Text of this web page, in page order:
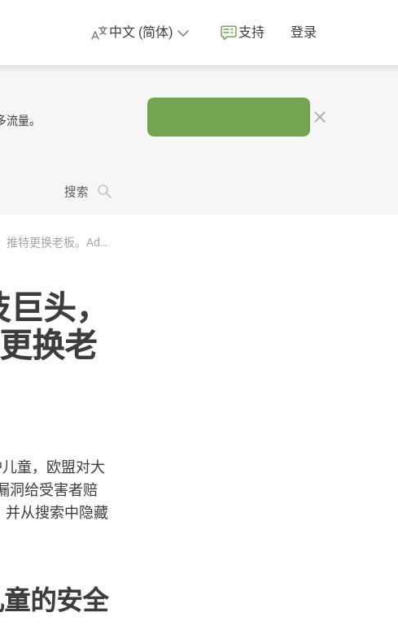
中文 (简体) 支持 登录
量。
搜索
苹果保护儿童，欧洲对抗科技巨头，谷歌改变 Cookie 政策，推特更换老板。AdGuard 消息摘要
头，
换老
童，欧盟对大
洞给受害者赔
并从搜索中隐藏
的安全